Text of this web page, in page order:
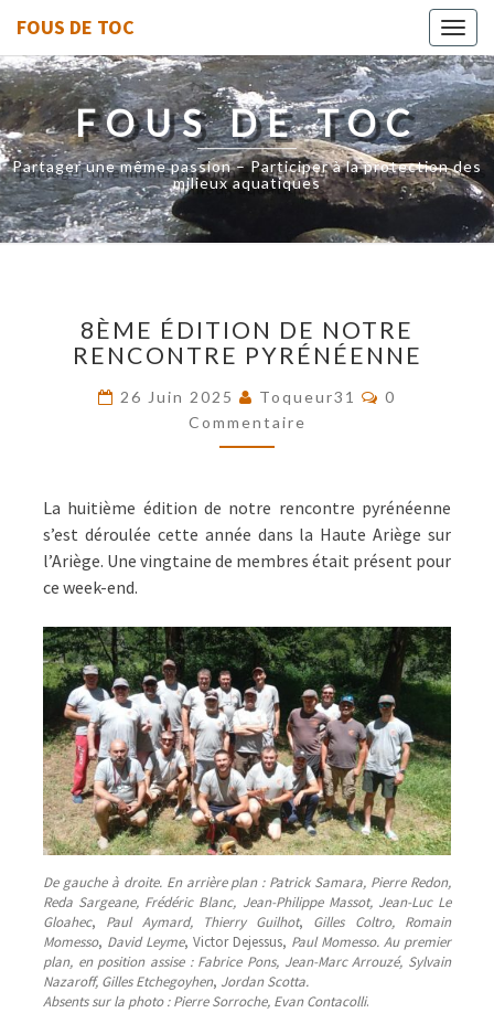
FOUS DE TOC
FOUS DE TOC
Partager une même passion – Participer à la protection des
milieux aquatiques
ÉDITION
DE
RENCONTRE
PYRÉNÉENNE
8ÈME ÉDITION DE NOTRE
RENCONTRE PYRÉNÉENNE
26 Juin 2025 Toqueur31
0
Commentaire
La huitième édition de notre rencontre pyrénéenne
s’est déroulée cette année dans la Haute Ariège sur
l’Ariège. Une vingtaine de membres était présent pour
ce week-end.
De gauche à droite. En arrière plan : Patrick Samara, Pierre Redon,
Reda Sargeane, Frédéric Blanc, Jean-Philippe Massot, Jean-Luc Le
Gloahec, Paul Aymard, Thierry Guilhot, Gilles Coltro,
Romain
Momesso, David Leyme, Victor Dejessus, Paul Momesso. Au premier
plan, en position assise : Fabrice Pons, Jean-Marc Arrouzé, Sylvain
Nazaroff, Gilles Etchegoyhen, Jordan Scotta.
Absents sur la photo : Pierre Sorroche, Evan Contacolli.